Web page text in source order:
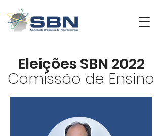
Eleições SBN 2022
Comissão de Ensino